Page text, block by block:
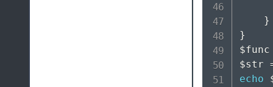
}
}
$func
$str
echo